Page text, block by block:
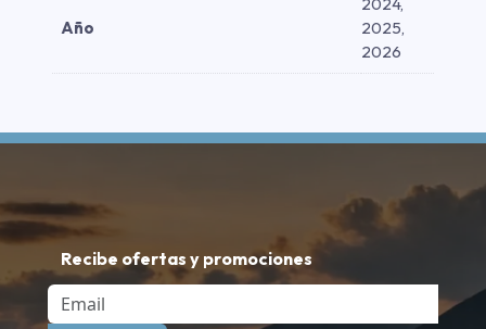
Año
2025,
2026
Recibe ofertas y promociones
Email